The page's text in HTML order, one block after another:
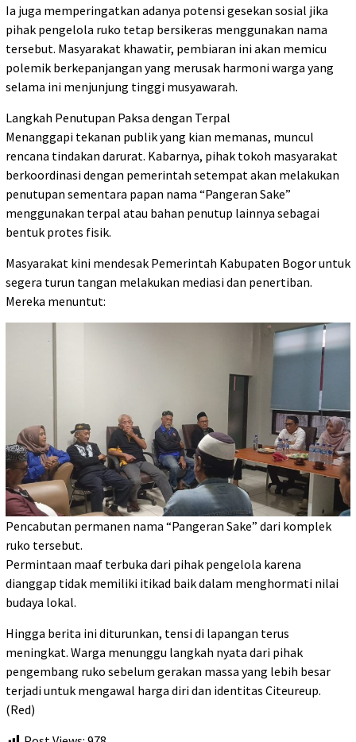
​Ia juga memperingatkan adanya potensi gesekan sosial jika
pihak pengelola ruko tetap bersikeras menggunakan nama
tersebut. Masyarakat khawatir, pembiaran ini akan memicu
polemik berkepanjangan yang merusak harmoni warga yang
selama ini menjunjung tinggi musyawarah.
​Langkah Penutupan Paksa dengan Terpal
Menanggapi tekanan publik yang kian memanas, muncul
rencana tindakan darurat. Kabarnya, pihak tokoh masyarakat
berkoordinasi dengan pemerintah setempat akan melakukan
penutupan sementara papan nama “Pangeran Sake”
menggunakan terpal atau bahan penutup lainnya sebagai
bentuk protes fisik.
​Masyarakat kini mendesak Pemerintah Kabupaten Bogor untuk
segera turun tangan melakukan mediasi dan penertiban.
Mereka menuntut:
​Pencabutan permanen nama “Pangeran Sake” dari komplek
ruko tersebut.
​Permintaan maaf terbuka dari pihak pengelola karena
dianggap tidak memiliki itikad baik dalam menghormati nilai
budaya lokal.
​Hingga berita ini diturunkan, tensi di lapangan terus
meningkat. Warga menunggu langkah nyata dari pihak
pengembang ruko sebelum gerakan massa yang lebih besar
terjadi untuk mengawal harga diri dan identitas Citeureup.
(Red)